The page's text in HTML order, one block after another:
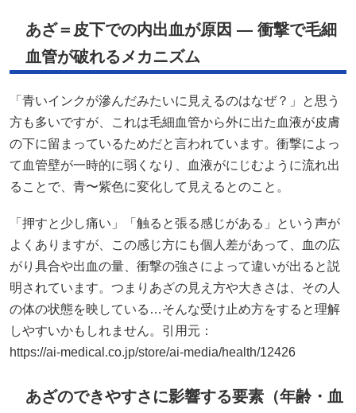
あざ＝皮下での内出血が原因 — 衝撃で毛細
血管が破れるメカニズム
「青いインクが滲んだみたいに見えるのはなぜ？」と思う
方も多いですが、これは毛細血管から外に出た血液が皮膚
の下に留まっているためだと言われています。衝撃によっ
て血管壁が一時的に弱くなり、血液がにじむように流れ出
ることで、青〜紫色に変化して見えるとのこと。
「押すと少し痛い」「触ると張る感じがある」という声が
よくありますが、この感じ方にも個人差があって、血の広
がり具合や出血の量、衝撃の強さによって違いが出ると説
明されています。つまりあざの見え方や大きさは、その人
の体の状態を映している…そんな受け止め方をすると理解
しやすいかもしれません。引用元：
https://ai-medical.co.jp/store/ai-media/health/12426
あざのできやすさに影響する要素（年齢・血